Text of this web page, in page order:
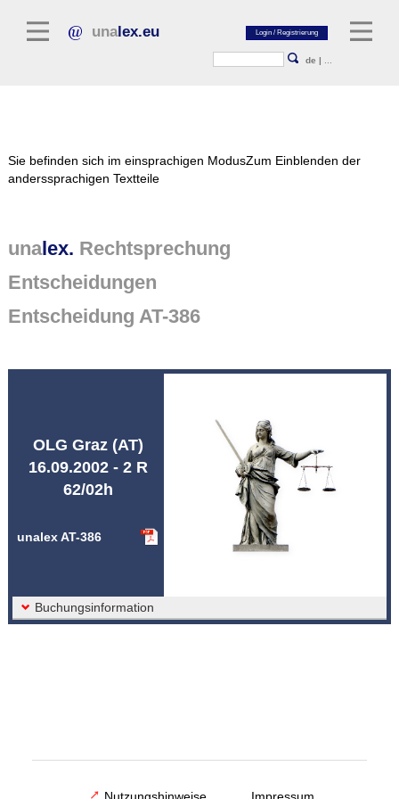
unalex.eu
de |
Normtexte
Rechtsprechung
Sie befinden sich im einsprachigen ModusZum Einblenden der
anderssprachigen Textteile
unalex. Rechtsprechung
Entscheidungen
Entscheidung AT-386
OLG Graz (AT)
16.09.2002 - 2 R
62/02h
unalex AT-386
Buchungsinformation
Nutzungshinweise Impressum